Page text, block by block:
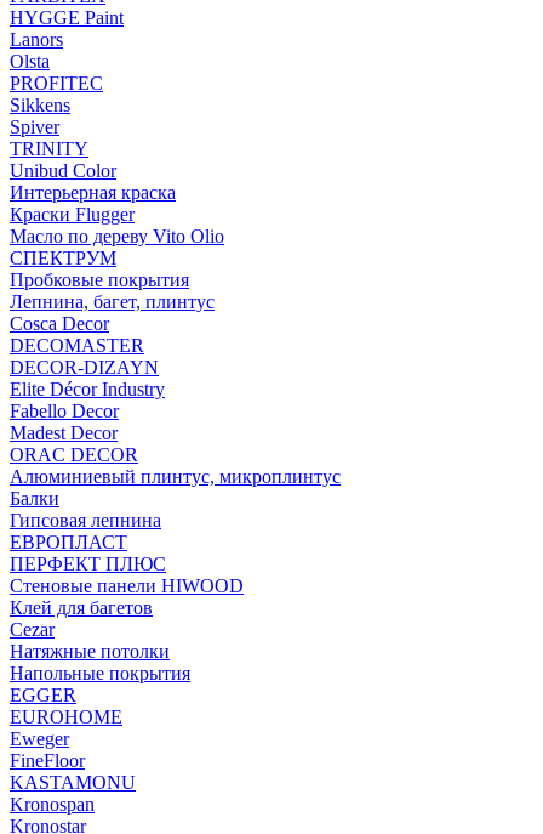
HYGGE Paint
Lanors
Olsta
PROFITEC
Sikkens
Spiver
TRINITY
Unibud Color
Интерьерная краска
Краски Flugger
Масло по дереву Vito Olio
СПЕКТРУМ
Пробковые покрытия
Лепнина, багет, плинтус
Cosca Decor
DECOMASTER
DECOR-DIZAYN
Elite Décor Industry
Fabello Decor
Madest Decor
ORAC DECOR
Алюминиевый плинтус, микроплинтус
Балки
Гипсовая лепнина
ЕВРОПЛАСТ
ПЕРФЕКТ ПЛЮС
Стеновые панели HIWOOD
Клей для багетов
Cezar
Натяжные потолки
Напольные покрытия
EGGER
EUROHOME
Eweger
FineFloor
KASTAMONU
Kronospan
Kronostar